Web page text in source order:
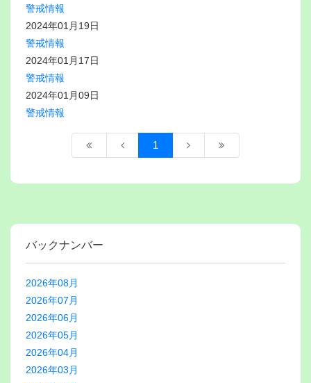
警戒情報
2024年01月19日
警戒情報
2024年01月17日
警戒情報
2024年01月09日
警戒情報
1
バックナンバー
2026年08月
2026年07月
2026年06月
2026年05月
2026年04月
2026年03月